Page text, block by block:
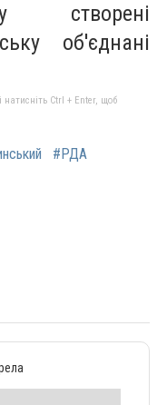
створені
об'єднані
натисніть Ctrl + Enter, щоб
#РДА